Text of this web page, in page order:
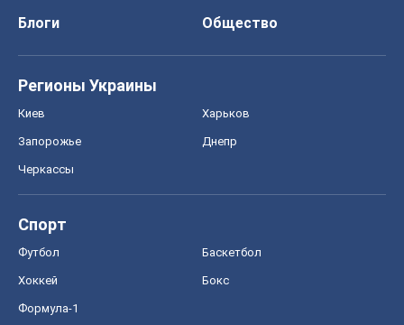
Блоги
Общество
Регионы Украины
Киев Харьков
Запорожье Днепр
Черкассы
Спорт
Футбол Баскетбол
Хоккей Бокс
Формула-1